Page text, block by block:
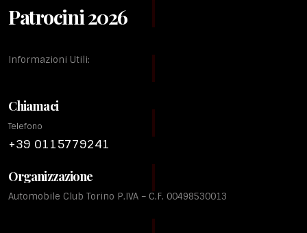
Patrocini 2026
Informazioni Utili:
Chiamaci
Telefono
+39 0115779241
Organizzazione
Automobile Club Torino P.IVA – C.F. 00498530013